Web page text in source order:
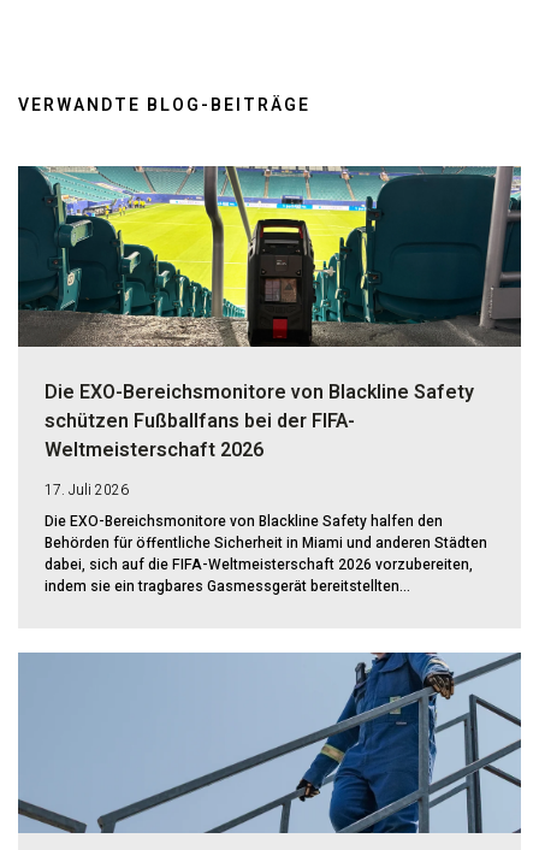
VERWANDTE BLOG-BEITRÄGE
Die EXO-Bereichsmonitore von Blackline Safety
schützen Fußballfans bei der FIFA-
Weltmeisterschaft 2026
17. Juli 2026
Die EXO-Bereichsmonitore von Blackline Safety halfen den
Behörden für öffentliche Sicherheit in Miami und anderen Städten
dabei, sich auf die FIFA-Weltmeisterschaft 2026 vorzubereiten,
indem sie ein tragbares Gasmessgerät bereitstellten...